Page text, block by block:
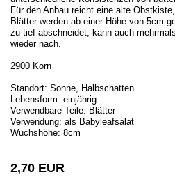
Für den Anbau reicht eine alte
Blätter werden ab einer Höhe von 5cm
zu tief abschneidet, kann auch
wieder nach.
2900 Korn
Standort: Sonne, Halbschatten
Lebensform: einjährig
Verwendbare Teile: Blätter
Verwendung: als Babyleafsalat
Wuchshöhe: 8cm
2,70 EUR